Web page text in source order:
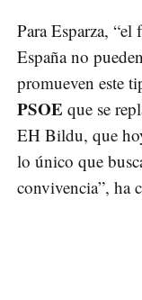
Para Esparza,
España no
promueven este
PSOE que se
EH Bildu, que
lo único que
convivencia”, ha